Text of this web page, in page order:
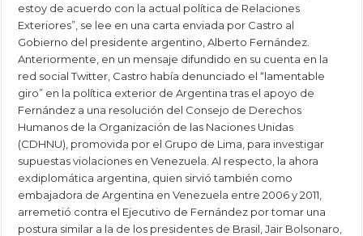
estoy de acuerdo con la actual política de Relaciones
Exteriores”, se lee en una carta enviada por Castro al
Gobierno del presidente argentino, Alberto Fernández.
Anteriormente, en un mensaje difundido en su cuenta en la
red social Twitter, Castro había denunciado el “lamentable
giro” en la política exterior de Argentina tras el apoyo de
Fernández a una resolución del Consejo de Derechos
Humanos de la Organización de las Naciones Unidas
(CDHNU), promovida por el Grupo de Lima, para investigar
supuestas violaciones en Venezuela. Al respecto, la ahora
exdiplomática argentina, quien sirvió también como
embajadora de Argentina en Venezuela entre 2006 y 2011,
arremetió contra el Ejecutivo de Fernández por tomar una
postura similar a la de los presidentes de Brasil, Jair Bolsonaro,